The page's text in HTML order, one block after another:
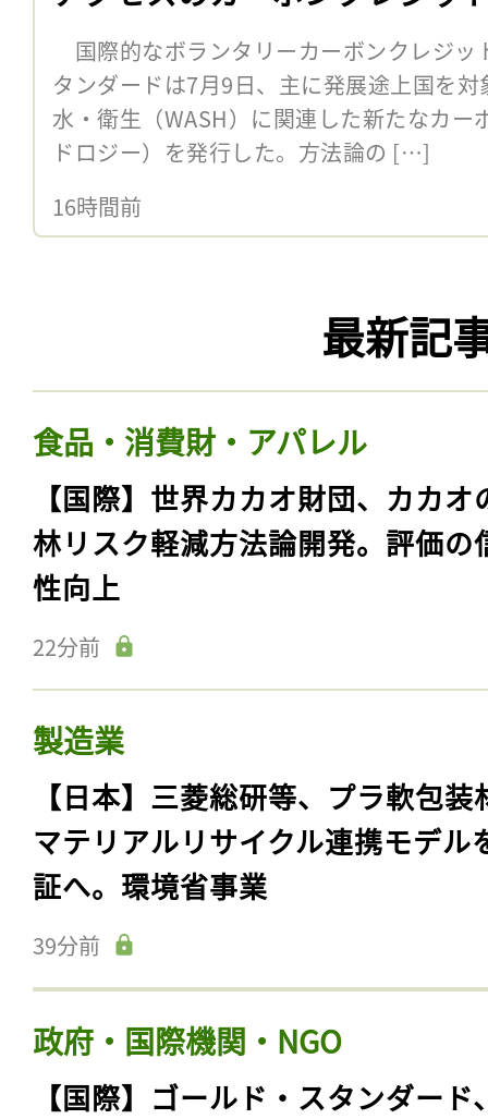
国際的なボランタリーカーボンクレジッ
タンダードは7月9日、主に発展途上国を
水・衛生（WASH）に関連した新たなカー
ドロジー）を発行した。方法論の […]
16時間前
最新記
食品・消費財・アパレル
【国際】世界カカオ財団、カカオ
林リスク軽減方法論開発。評価の
性向上
22分前
製造業
【日本】三菱総研等、プラ軟包装
マテリアルリサイクル連携モデル
証へ。環境省事業
39分前
政府・国際機関・NGO
【国際】ゴールド・スタンダード